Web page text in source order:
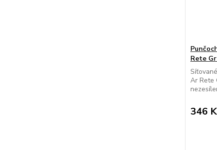
Rete
Ar Rete
346